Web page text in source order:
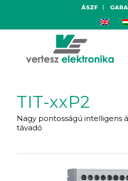
ÁSZF
TIT-xxP2
Nagy pontosságú intelligens
távadó